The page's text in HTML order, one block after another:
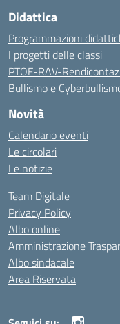
Didattica
Programmazioni
I progetti delle classi
PTOF-RAV-
Bullismo e
Novità
Calendario eventi
Le circolari
Le notizie
Team Digitale
Privacy Policy
Albo online
Amministrazione
Albo sindacale
Area Riservata